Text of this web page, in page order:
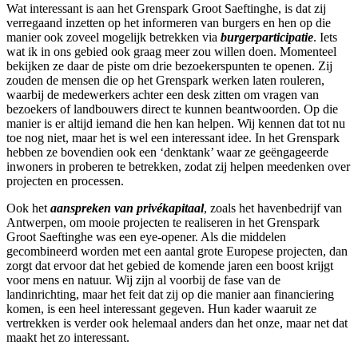
Wat interessant is aan het Grenspark Groot Saeftinghe, is dat zij
verregaand inzetten op het informeren van burgers en hen op die
manier ook zoveel mogelijk betrekken via burgerparticipatie. Iets
wat ik in ons gebied ook graag meer zou willen doen. Momenteel
bekijken ze daar de piste om drie bezoekerspunten te openen. Zij
zouden de mensen die op het Grenspark werken laten rouleren,
waarbij de medewerkers achter een desk zitten om vragen van
bezoekers of landbouwers direct te kunnen beantwoorden. Op die
manier is er altijd iemand die hen kan helpen. Wij kennen dat tot nu
toe nog niet, maar het is wel een interessant idee. In het Grenspark
hebben ze bovendien ook een ‘denktank’ waar ze geëngageerde
inwoners in proberen te betrekken, zodat zij helpen meedenken over
projecten en processen.
Ook het aanspreken van privékapitaal, zoals het havenbedrijf van
Antwerpen, om mooie projecten te realiseren in het Grenspark
Groot Saeftinghe was een eye-opener. Als die middelen
gecombineerd worden met een aantal grote Europese projecten, dan
zorgt dat ervoor dat het gebied de komende jaren een boost krijgt
voor mens en natuur. Wij zijn al voorbij de fase van de
landinrichting, maar het feit dat zij op die manier aan financiering
komen, is een heel interessant gegeven. Hun kader waaruit ze
vertrekken is verder ook helemaal anders dan het onze, maar net dat
maakt het zo interessant.